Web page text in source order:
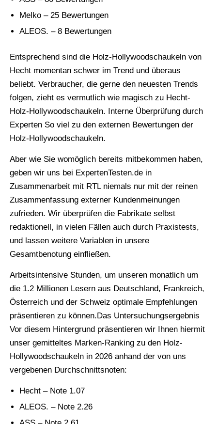
Melko – 25 Bewertungen
ALEOS. – 8 Bewertungen
Entsprechend sind die Holz-Hollywoodschaukeln von
Hecht momentan schwer im Trend und überaus
beliebt. Verbraucher, die gerne den neuesten Trends
folgen, zieht es vermutlich wie magisch zu Hecht-
Holz-Hollywoodschaukeln. Interne Überprüfung durch
Experten So viel zu den externen Bewertungen der
Holz-Hollywoodschaukeln.
Aber wie Sie womöglich bereits mitbekommen haben,
geben wir uns bei ExpertenTesten.de in
Zusammenarbeit mit RTL niemals nur mit der reinen
Zusammenfassung externer Kundenmeinungen
zufrieden. Wir überprüfen die Fabrikate selbst
redaktionell, in vielen Fällen auch durch Praxistests,
und lassen weitere Variablen in unsere
Gesamtbenotung einfließen.
Arbeitsintensive Stunden, um unseren monatlich um
die 1.2 Millionen Lesern aus Deutschland, Frankreich,
Österreich und der Schweiz optimale Empfehlungen
präsentieren zu können.Das Untersuchungsergebnis
Vor diesem Hintergrund präsentieren wir Ihnen hiermit
unser gemitteltes Marken-Ranking zu den Holz-
Hollywoodschaukeln in 2026 anhand der von uns
vergebenen Durchschnittsnoten:
Hecht – Note 1.07
ALEOS. – Note 2.26